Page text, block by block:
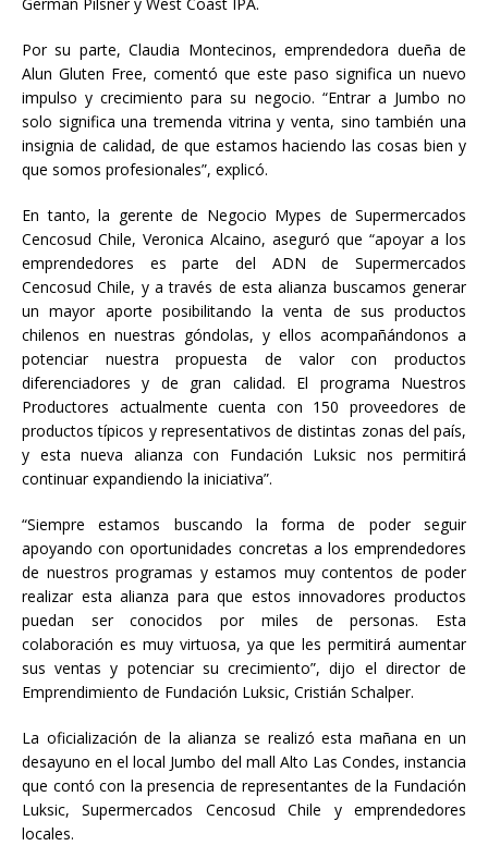
Por su parte, Claudia Montecinos, emprendedora dueña de
Alun Gluten Free, comentó que este paso significa un nuevo
impulso y crecimiento para su negocio. “Entrar a Jumbo no
solo significa una tremenda vitrina y venta, sino también una
insignia de calidad, de que estamos haciendo las cosas bien y
que somos profesionales”, explicó.
En tanto, la gerente de Negocio Mypes de Supermercados
Cencosud Chile, Veronica Alcaino, aseguró que “apoyar a los
emprendedores es parte del ADN de Supermercados
Cencosud Chile, y a través de esta alianza buscamos generar
un mayor aporte posibilitando la venta de sus productos
chilenos en nuestras góndolas, y ellos acompañándonos a
potenciar nuestra propuesta de valor con productos
diferenciadores y de gran calidad. El programa Nuestros
Productores actualmente cuenta con 150 proveedores de
productos típicos y representativos de distintas zonas del país,
y esta nueva alianza con Fundación Luksic nos permitirá
continuar expandiendo la iniciativa”.
“Siempre estamos buscando la forma de poder seguir
apoyando con oportunidades concretas a los emprendedores
de nuestros programas y estamos muy contentos de poder
realizar esta alianza para que estos innovadores productos
puedan ser conocidos por miles de personas. Esta
colaboración es muy virtuosa, ya que les permitirá aumentar
sus ventas y potenciar su crecimiento”, dijo el director de
Emprendimiento de Fundación Luksic, Cristián Schalper.
La oficialización de la alianza se realizó esta mañana en un
desayuno en el local Jumbo del mall Alto Las Condes, instancia
que contó con la presencia de representantes de la Fundación
Luksic, Supermercados Cencosud Chile y emprendedores
locales.